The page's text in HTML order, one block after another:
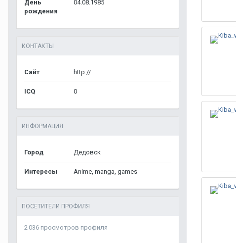
День
рождения
04.08.1985
КОНТАКТЫ
Сайт http://
ICQ 0
ИНФОРМАЦИЯ
Город Дедовск
Интересы Anime, manga, games
ПОСЕТИТЕЛИ ПРОФИЛЯ
2 036 просмотров профиля